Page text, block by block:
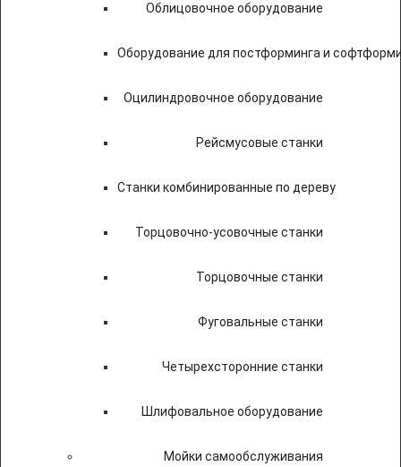
Облицовочное оборудование
Оборудование для постформинга и
Оцилиндровочное оборудование
Рейсмусовые станки
Станки комбинированные по дереву
Торцовочно-усовочные станки
Торцовочные станки
Фуговальные станки
Четырехсторонние станки
Шлифовальное оборудование
Мойки самообслуживания